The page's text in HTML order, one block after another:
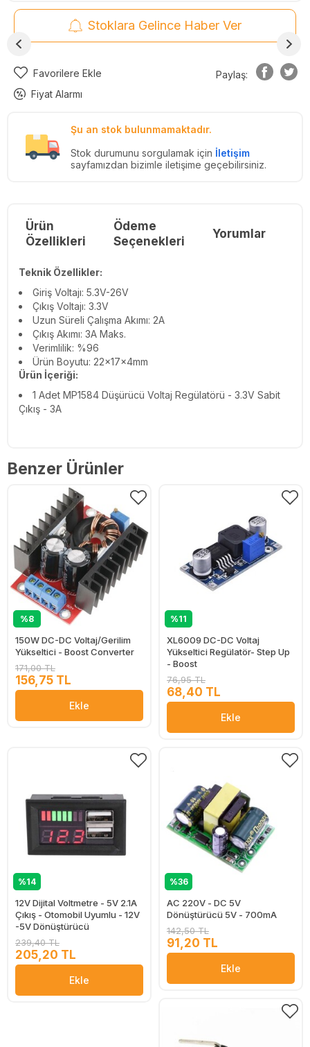
Stoklara Gelince Haber Ver
Favorilere Ekle
Fiyat Alarmı
Paylaş:
Şu an stok bulunmamaktadır.
Stok durumunu sorgulamak için İletişim
sayfamızdan bizimle iletişime geçebilirsiniz.
Ürün
Özellikleri
Ödeme
Seçenekleri
Yorumlar
Teknik Özellikler:
Giriş Voltajı: 5.3V-26V
Çıkış Voltajı: 3.3V
Uzun Süreli Çalışma Akımı: 2A
Çıkış Akımı: 3A Maks.
Verimlilik: %96
Ürün Boyutu: 22x17x4mm
Ürün İçeriği:
1 Adet MP1584 Düşürücü Voltaj Regülatörü - 3.3V Sabit
Çıkış - 3A
Benzer Ürünler
%8
150W DC-DC Voltaj/Gerilim
Yükseltici - Boost Converter
171,00 TL
156,75 TL
Ekle
%11
XL6009 DC-DC Voltaj
Yükseltici Regülatör- Step Up
- Boost
76,95 TL
68,40 TL
Ekle
%14
12V Dijital Voltmetre - 5V 2.1A
Çıkış - Otomobil Uyumlu - 12V
-5V Dönüştürücü
239,40 TL
205,20 TL
Ekle
%36
AC 220V - DC 5V
Dönüştürücü 5V - 700mA
142,50 TL
91,20 TL
Ekle